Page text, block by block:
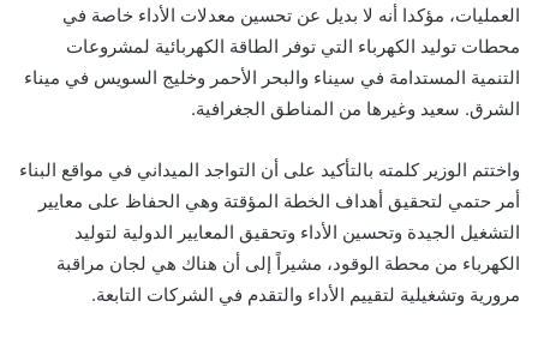
العمليات، مؤكدا أنه لا بديل عن تحسين معدلات الأداء خاصة في
محطات توليد الكهرباء التي توفر الطاقة الكهربائية لمشروعات
التنمية المستدامة في سيناء والبحر الأحمر وخليج السويس في ميناء
الشرق. سعيد وغيرها من المناطق الجغرافية.
واختتم الوزير كلمته بالتأكيد على أن التواجد الميداني في مواقع البناء
أمر حتمي لتحقيق أهداف الخطة المؤقتة وهي الحفاظ على معايير
التشغيل الجيدة وتحسين الأداء وتحقيق المعايير الدولية لتوليد
الكهرباء من محطة الوقود، مشيراً إلى أن هناك هي لجان مراقبة
مرورية وتشغيلية لتقييم الأداء والتقدم في الشركات التابعة.